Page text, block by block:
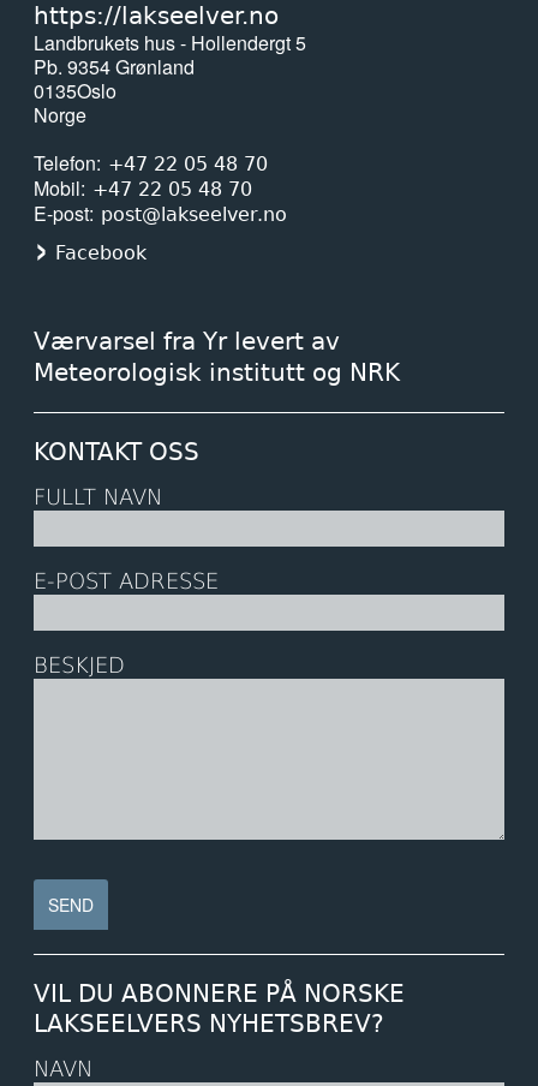
https://lakseelver.no
Landbrukets hus - Hollendergt 5
Pb. 9354 Grønland
0135Oslo
Norge
Telefon
+47 22 05 48 70
Mobil +47 22 05 48 70
E-post post@lakseelver.no
Facebook
Værvarsel fra Yr levert av
Meteorologisk institutt og NRK
KONTAKT OSS
FULLT NAVN
E-POST ADRESSE
BESKJED
VIL DU ABONNERE PÅ NORSKE
LAKSEELVERS NYHETSBREV?
NAVN